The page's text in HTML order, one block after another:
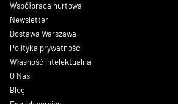
Współpraca hurtowa
Newsletter
Dostawa Warszawa
Polityka prywatności
Własność intelektualna
O Nas
Blog